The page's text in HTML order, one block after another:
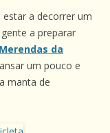
a decorrer um
a preparar
da
um pouco e
manta de